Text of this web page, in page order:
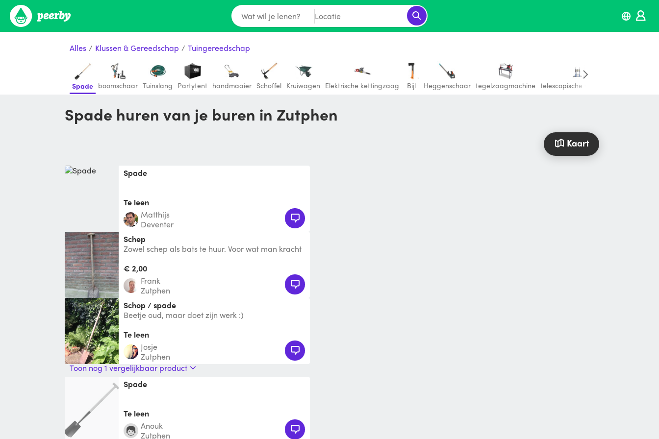
Wat wil je lenen? Locatie
Alles / Klussen & Gereedschap / Tuingereedschap
Spade boomschaar Tuinslang Partytent handmaaier Schoffel Kruiwagen Elektrische kettingzaag Bijl Heggenschaar tegelzaagmachine telescopische vouwladder
Spade huren van je buren in Zutphen
Kaart
Spade
Te leen
Matthijs
Deventer
schep
Zowel schep als bats te huur. Voor wat man kracht
€ 2,00
Frank
Zutphen
Schop / spade
Beetje oud, maar doet zijn werk :)
Te leen
Josje
Zutphen
Toon nog 1 vergelijkbaar product
Spade
Te leen
Anouk
Zutphen